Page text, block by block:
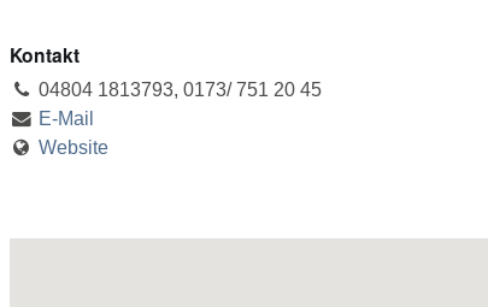
Kontakt
04804 1813793, 0173/ 751 20 45
E-Mail
Website